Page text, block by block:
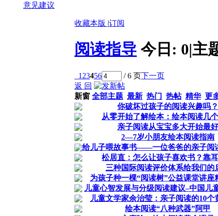
意见建议
收藏本版 |订阅
阅读指导 今日: 0|主
1 23456 / 6 页下一页
返 回
新窗 全部主题 最新 热门 热帖 精华 更
你破坏过孩子的阅读兴趣吗？
从零开始了解绘本：绘本阅读几
亲子阅读从宝宝多大开始最好
2—7岁小朋友绘本阅读指南
给儿子喂故事书——一位爸爸的亲子阅
松居直：怎么让孩子喜欢书？靠
三种国际阅读评价体系给我们的
为孩子种一棵“阅读树”公益课堂讲座
儿童心智发展与分级阅读建议–中国儿
儿童文学家余治莹：亲子阅读的10个
绘本阅读“八种武器”阿甲